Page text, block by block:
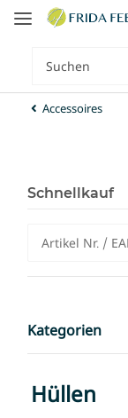
Accessoires
Hüllen
Schnellkauf
Kategorien